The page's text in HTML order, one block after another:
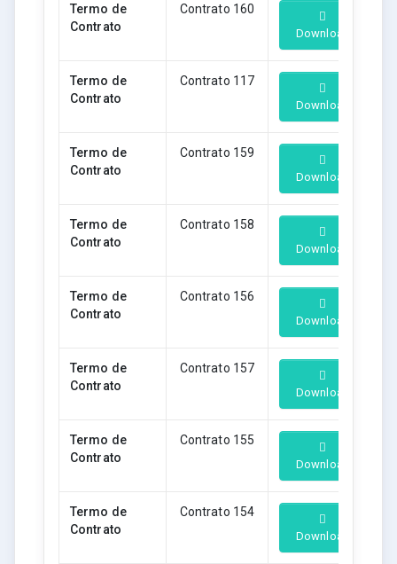
Termo de
Contrato
Contrato 160
Download
Termo de
Contrato
Contrato 117
Download
Termo de
Contrato
Contrato 159
Download
Termo de
Contrato
Contrato 158
Download
Termo de
Contrato
Contrato 156
Download
Termo de
Contrato
Contrato 157
Download
Termo de
Contrato
Contrato 155
Download
Termo de
Contrato
Contrato 154
Download